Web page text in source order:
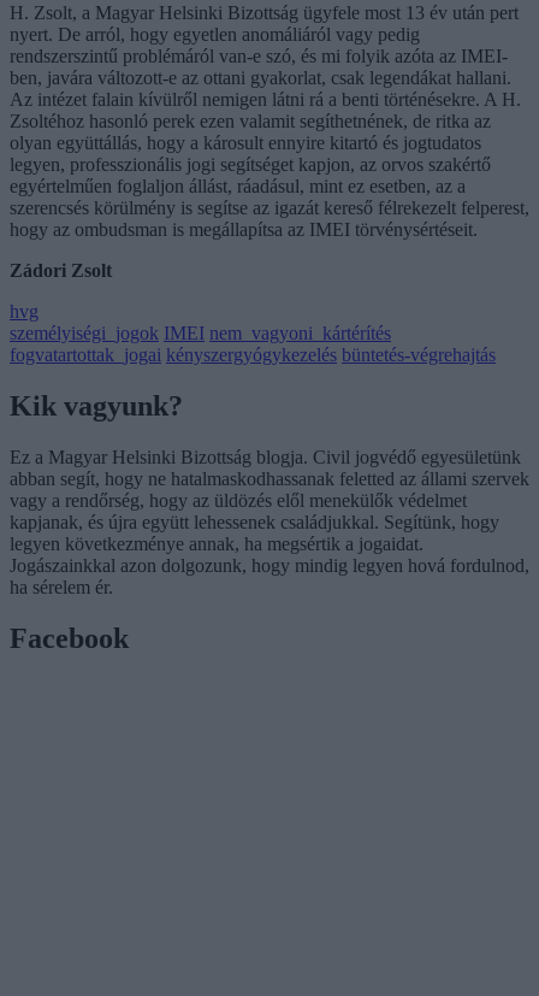
H. Zsolt, a Magyar Helsinki Bizottság ügyfele most 13 év után pert
nyert. De arról, hogy egyetlen anomáliáról vagy pedig
rendszerszintű problémáról van-e szó, és mi folyik azóta az IMEI-
ben, javára változott-e az ottani gyakorlat, csak legendákat hallani.
Az intézet falain kívülről nemigen látni rá a benti történésekre. A H.
Zsoltéhoz hasonló perek ezen valamit segíthetnének, de ritka az
olyan együttállás, hogy a károsult ennyire kitartó és jogtudatos
legyen, professzionális jogi segítséget kapjon, az orvos szakértő
egyértelműen foglaljon állást, ráadásul, mint ez esetben, az a
szerencsés körülmény is segítse az igazát kereső félrekezelt felperest,
hogy az ombudsman is megállapítsa az IMEI törvénysértéseit.
Zádori Zsolt
hvg
személyiségi_jogok IMEI nem_vagyoni_kártérítés
fogvatartottak_jogai kényszergyógykezelés büntetés-végrehajtás
Kik vagyunk?
Ez a Magyar Helsinki Bizottság blogja. Civil jogvédő egyesületünk
abban segít, hogy ne hatalmaskodhassanak feletted az állami szervek
vagy a rendőrség, hogy az üldözés elől menekülők védelmet
kapjanak, és újra együtt lehessenek családjukkal. Segítünk, hogy
legyen következménye annak, ha megsértik a jogaidat.
Jogászainkkal azon dolgozunk, hogy mindig legyen hová fordulnod,
ha sérelem ér.
Facebook